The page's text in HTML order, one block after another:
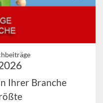
Ihrer Branche